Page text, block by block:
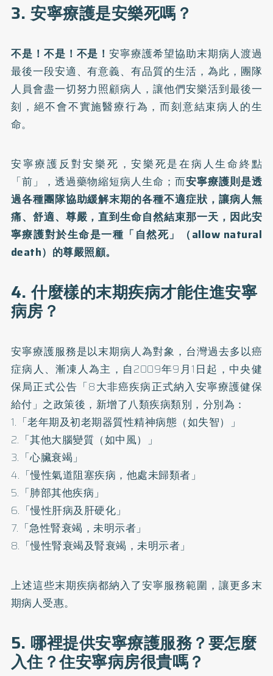
3. 安寧療護是安樂死嗎？
不是！不是！不是！安寧療護希望協助末期病人渡過
最後一段安適、有意義、有品質的生活，為此，團隊
人員會盡一切努力照顧病人，讓他們安樂活到最後一
刻，絕不會不實施醫療行為，而刻意結束病人的生
命。
安寧療護反對安樂死，安樂死是在病人生命終點
「前」，透過藥物縮短病人生命；而安寧療護則是透
過各種團隊協助緩解末期的各種不適症狀，讓病人無
痛、舒適、尊嚴，直到生命自然結束那一天，因此安
寧療護對於生命是一種「自然死」（allow natural
death）的尊嚴照顧。
4. 什麼樣的末期疾病才能住進安寧
病房？
安寧療護服務是以末期病人為對象，台灣過去多以癌
症病人、漸凍人為主，自2009年9月1日起，中央健
保局正式公告「8大非癌疾病正式納入安寧療護健保
給付」之政策後，新增了八類疾病類別，分別為：
1.「老年期及初老期器質性精神病態（如失智）」
2.「其他大腦變質（如中風）」
3.「心臟衰竭」
4.「慢性氣道阻塞疾病，他處未歸類者」
5.「肺部其他疾病」
6.「慢性肝病及肝硬化」
7.「急性腎衰竭，未明示者」
8.「慢性腎衰竭及腎衰竭，未明示者」
上述這些末期疾病都納入了安寧服務範圍，讓更多末
期病人受惠。
5. 哪裡提供安寧療護服務？要怎麼
入住？住安寧病房很貴嗎？